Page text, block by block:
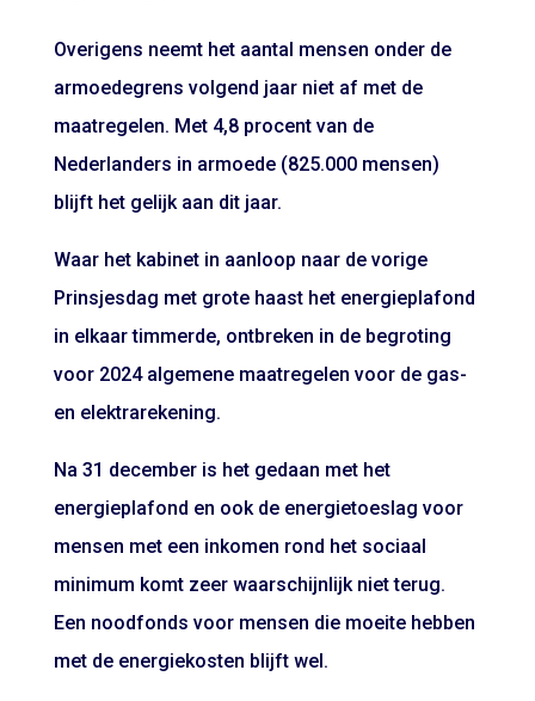
Overigens neemt het aantal mensen onder de
armoedegrens volgend jaar niet af met de
maatregelen. Met 4,8 procent van de
Nederlanders in armoede (825.000 mensen)
blijft het gelijk aan dit jaar.
Waar het kabinet in aanloop naar de vorige
Prinsjesdag met grote haast het energieplafond
in elkaar timmerde, ontbreken in de begroting
voor 2024 algemene maatregelen voor de gas-
en elektrarekening.
Na 31 december is het gedaan met het
energieplafond en ook de energietoeslag voor
mensen met een inkomen rond het sociaal
minimum komt zeer waarschijnlijk niet terug.
Een noodfonds voor mensen die moeite hebben
met de energiekosten blijft wel.